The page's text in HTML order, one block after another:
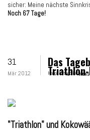
sicher: Meine nächste
Noch 67 Tage!
31
Mär 2012
Das
Hauptkategorie: News
"Triathlon" und